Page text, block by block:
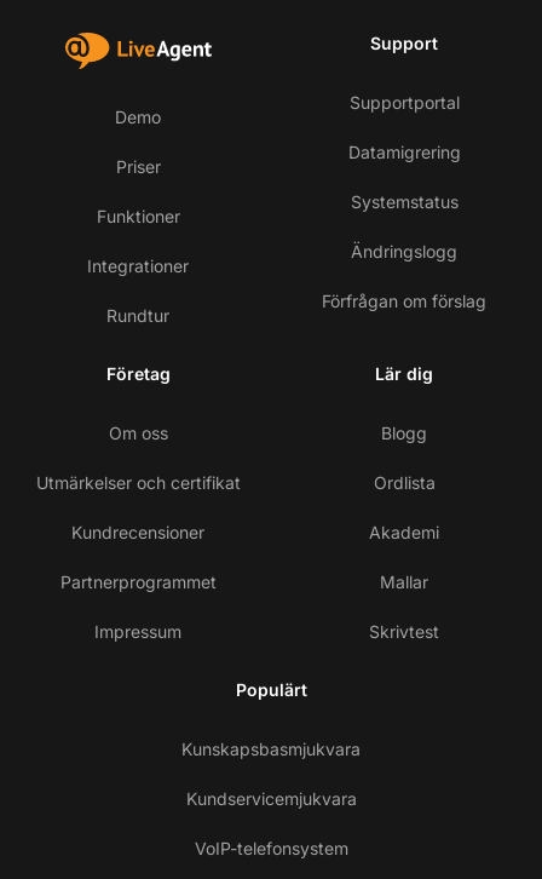
Demo
Priser
Funktioner
Integrationer
Rundtur
Support
Supportportal
Datamigrering
Systemstatus
Ändringslogg
Förfrågan om förslag
Företag
Om oss
Utmärkelser och certifikat
Kundrecensioner
Partnerprogrammet
Impressum
Lär dig
Blogg
Ordlista
Akademi
Mallar
Skrivtest
Populärt
Kunskapsbasmjukvara
Kundservicemjukvara
VoIP-telefonsystem